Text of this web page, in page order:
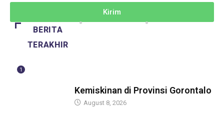
Kirim
BERITA
TERAKHIR
1
Kemiskinan di Provinsi Gorontalo
August 8, 2026